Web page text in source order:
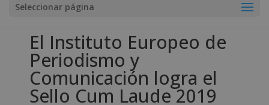
Seleccionar página
El Instituto Europeo de
Periodismo y
Comunicación logra el
Sello Cum Laude 2019